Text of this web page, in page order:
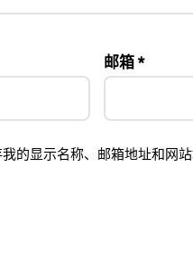
邮箱 *
的显示名称、邮箱地址和网